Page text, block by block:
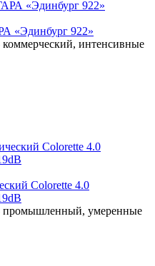
«Эдинбург 922»
коммерческий, интенсивные
Colorette 4.0
промышленный, умеренные